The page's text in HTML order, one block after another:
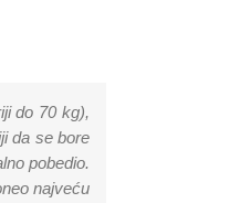
do 70 kg),
da se bore
pobedio.
najveću